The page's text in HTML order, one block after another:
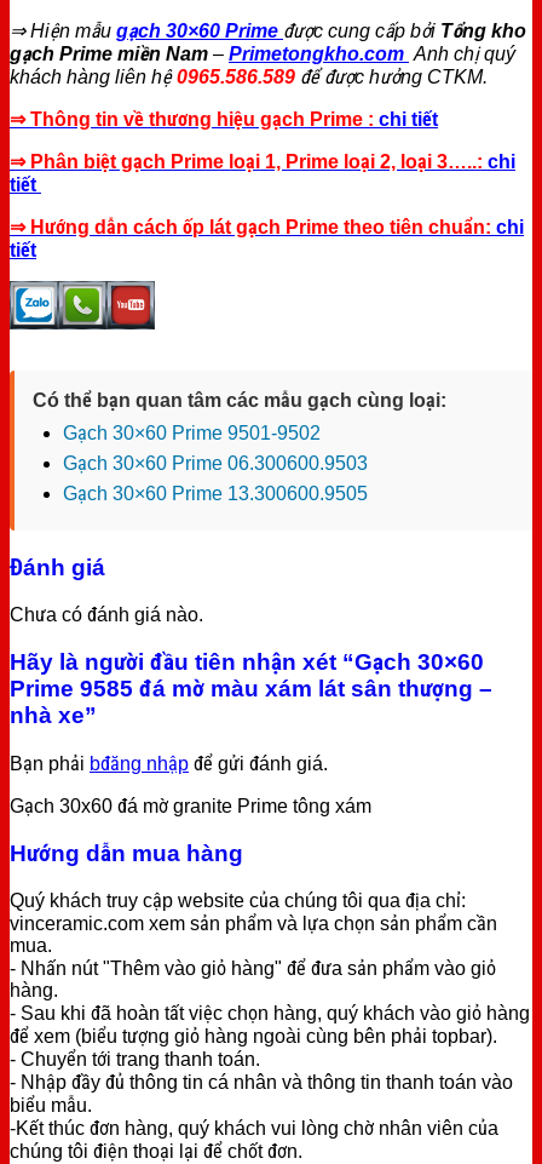
⇒ Hiện mẫu gạch 30×60 Prime được cung cấp bởi Tổng kho
gạch Prime miền Nam – Primetongkho.com Anh chị quý
khách hàng liên hệ0965.586.589 để được hưởng CTKM.
⇒ Thông tin về thương hiệu gạch Prime : chi tiết
⇒ Phân biệt gạch Prime loại 1, Prime loại 2, loại 3…..: chi
tiết
⇒ Hướng dẫn cách ốp lát gạch Prime theo tiên chuẩn: chi
tiết
Có thể bạn quan tâm các mẫu gạch cùng loại:
Gạch 30×60 Prime 9501-9502
Gạch 30×60 Prime 06.300600.9503
Gạch 30×60 Prime 13.300600.9505
Đánh giá
Chưa có đánh giá nào.
Hãy là người đầu tiên nhận xét “Gạch 30×60
Prime 9585 đá mờ màu xám lát sân thượng –
nhà xe”
Bạn phải bđăng nhập để gửi đánh giá.
Gạch 30x60 đá mờ granite Prime tông xám
Hướng dẫn mua hàng
Quý khách truy cập website của chúng tôi qua địa chỉ:
vinceramic.com xem sản phẩm và lựa chọn sản phẩm cần
mua.
- Nhấn nút "Thêm vào giỏ hàng" để đưa sản phẩm vào giỏ
hàng.
- Sau khi đã hoàn tất việc chọn hàng, quý khách vào giỏ hàng
để xem (biểu tượng giỏ hàng ngoài cùng bên phải topbar).
- Chuyển tới trang thanh toán.
- Nhập đầy đủ thông tin cá nhân và thông tin thanh toán vào
biểu mẫu.
-Kết thúc đơn hàng, quý khách vui lòng chờ nhân viên của
chúng tôi điện thoại lại để chốt đơn.